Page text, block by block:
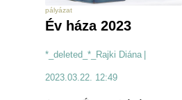
pályázat
Év háza 2023
*_deleted_*_Rajki Diána
2023.03.22. 12:49